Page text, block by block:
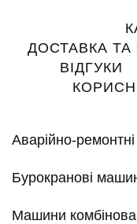
navigation
ДОСТАВКА ТА
ВІДГУКИ
Аварійно-ремонтні
Бурокранові
Машини